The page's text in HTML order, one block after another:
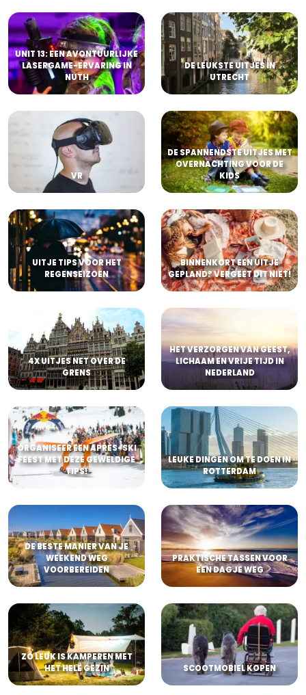
UNIT 13: EEN AVONTUURLIJKE
LASERGAME-ERVARING IN
NUTH
DE LEUKSTE UITJES IN
UTRECHT
VR
DE SPANNENDSTE UITJES MET
OVERNACHTING VOOR DE
KIDS
UITJE TIPS VOOR HET
REGENSEIZOEN
BINNENKORT EEN UITJE
GEPLAND? VERGEET DIT NIET!
4X UITJES NET OVER DE
GRENS
HET VERZORGEN VAN GEEST,
LICHAAM EN VRIJE TIJD IN
NEDERLAND
ORGANISEER EEN APRÈS-SKI
FEEST MET DEZE GEWELDIGE
TIPS!
LEUKE DINGEN OM TE DOEN IN
ROTTERDAM
DE BESTE MANIER VAN JE
WEEKEND WEG
VOORBEREIDEN
PRAKTISCHE TASSEN VOOR
EEN DAGJE WEG
ZO LEUK IS KAMPEREN MET
HET HELE GEZIN
SCOOTMOBIEL KOPEN